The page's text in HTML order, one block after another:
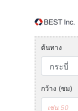
ต้นทาง
กว้าง (ซม)